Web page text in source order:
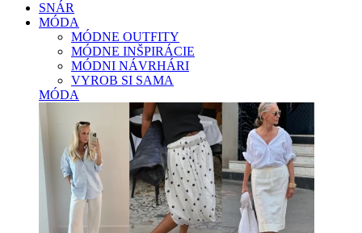
SNÁR
MÓDA
MÓDNE OUTFITY
MÓDNE INŠPIRÁCIE
MÓDNI NÁVRHÁRI
VYROB SI SAMA
MÓDA